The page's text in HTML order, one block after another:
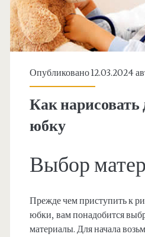
Опубликовано 12.03.2024
Как
юбку
Выбор
Прежде чем приступить к
юбки, вам понадобится
материалы. Для начала